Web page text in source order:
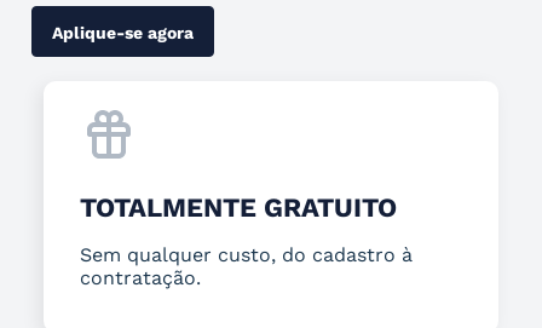
Aplique-se agora
TOTALMENTE GRATUITO
Sem qualquer custo, do cadastro à
contratação.